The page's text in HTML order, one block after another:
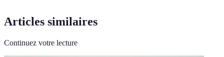
Articles similaires
Continuez votre lecture